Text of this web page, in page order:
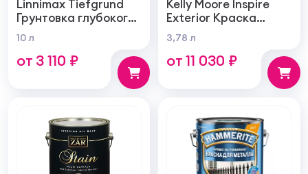
Linnimax Tiefgrund
Грунтовка глубокого
проникновения для
внутренних и
наружных работ
10 л
от 3 110 ₽
Kelly Moore Inspire
Exterior Краска
фасадная
самогрунтующаяся
суперукрывистая
3,78 л
от 11 030 ₽